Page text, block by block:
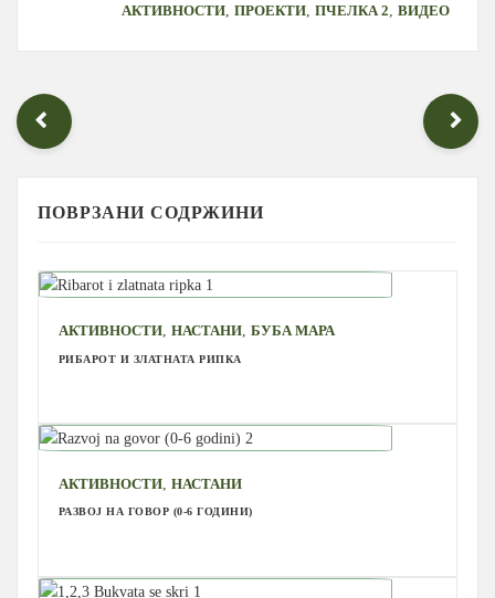
АКТИВНОСТИ,ПРОЕКТИ,ПЧЕЛКА 2,ВИДЕО
ПОВРЗАНИ СОДРЖИНИ
АКТИВНОСТИ, НАСТАНИ, БУБА МАРА
РИБАРОТ И ЗЛАТНАТА РИПКА
АКТИВНОСТИ, НАСТАНИ
РАЗВОЈ НА ГОВОР (0-6 ГОДИНИ)